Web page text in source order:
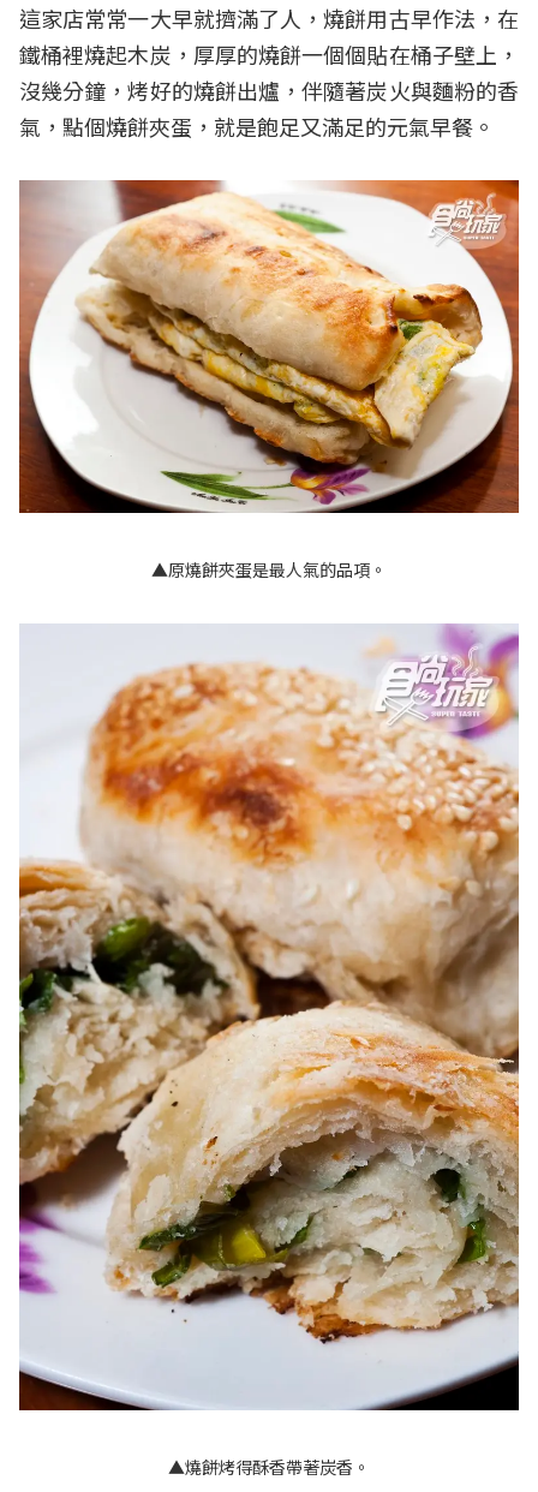
這家店常常一大早就擠滿了人，燒餅用古早作法，在
鐵桶裡燒起木炭，厚厚的燒餅一個個貼在桶子壁上，
沒幾分鐘，烤好的燒餅出爐，伴隨著炭火與麵粉的香
氣，點個燒餅夾蛋，就是飽足又滿足的元氣早餐。
▲原燒餅夾蛋是最人氣的品項。
▲燒餅烤得酥香帶著炭香。